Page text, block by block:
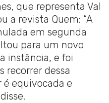
que representa Val
a revista Quem: “A
em segunda
para um novo
instância, e foi
recorrer dessa
é equivocada e